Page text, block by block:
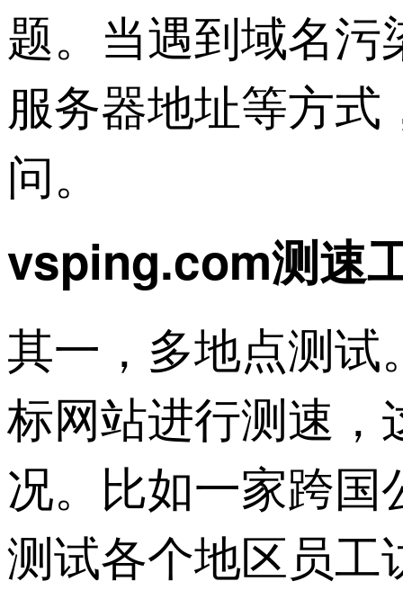
题。当遇到域名
服务器地址等方
问。
vsping.com测速
其一，多地点测
标网站进行测速
况。比如一家跨
测试各个地区员